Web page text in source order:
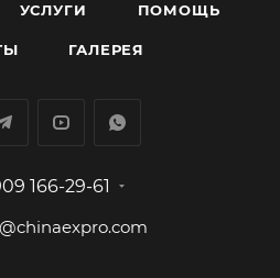
УСЛУГИ ПОМОЩЬ
ГАЛЕРЕЯ
166-29-61